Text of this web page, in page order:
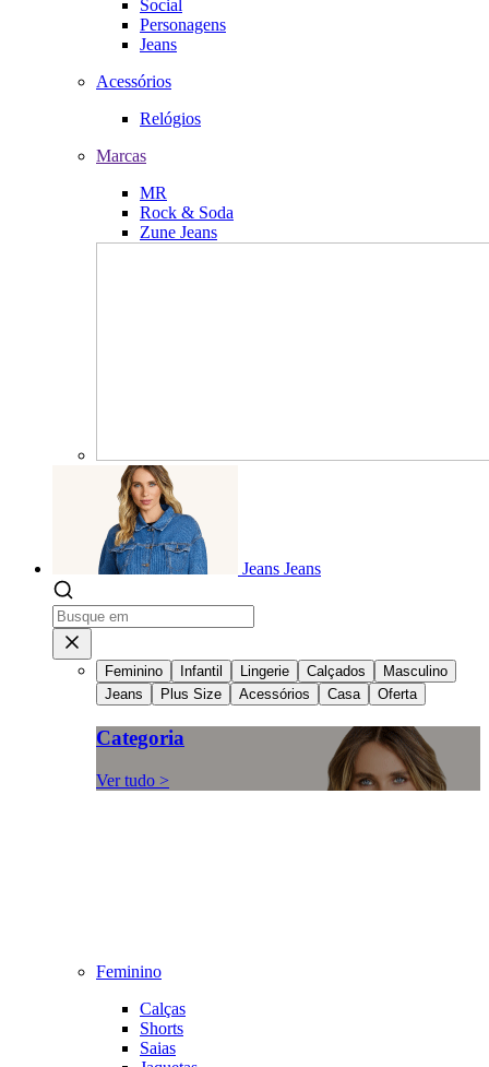
Social
Personagens
Jeans
Acessórios
Relógios
Marcas
MR
Rock & Soda
Zune Jeans
Jeans Jeans
Feminino Infantil Lingerie Calçados
Masculino
Jeans
Plus Size Acessórios Casa Oferta
Categoria
Ver tudo >
Feminino
Calças
Shorts
Saias